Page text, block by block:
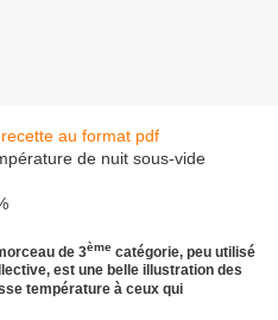
au format pdf
de nuit sous-vide
de 3ème catégorie, peu utilisé
est une belle illustration des
température à ceux qui